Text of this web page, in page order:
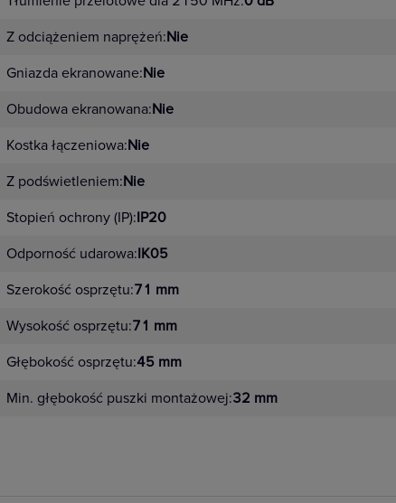
Z odciążeniem naprężeń:Nie
Gniazda ekranowane:Nie
Obudowa ekranowana:Nie
Kostka łączeniowa:Nie
Z podświetleniem:Nie
Stopień ochrony (IP):IP20
Odporność udarowa:IK05
Szerokość osprzętu:71 mm
Wysokość osprzętu:71 mm
Głębokość osprzętu:45 mm
Min. głębokość puszki montażowej:32 mm